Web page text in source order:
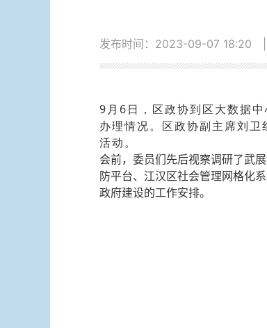
发布时间：2023-09-07 18:20
9月6日，区政协到区大数据
办理情况。区政协副主席刘
活动。
会前，委员们先后视察调研了武
防平台、江汉区社会管理网格化
政府建设的工作安排。